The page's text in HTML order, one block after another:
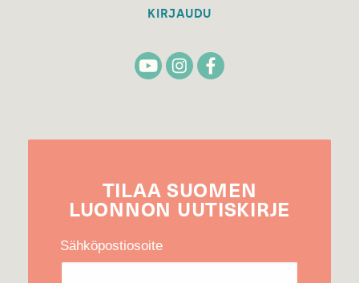
KIRJAUDU
TILAA SUOMEN
LUONNON UUTIS­KIRJE
Sähköpostiosoite